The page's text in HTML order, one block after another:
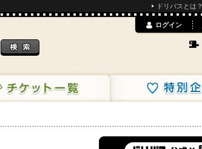
ドリパスとは？
特別企画
ログイン